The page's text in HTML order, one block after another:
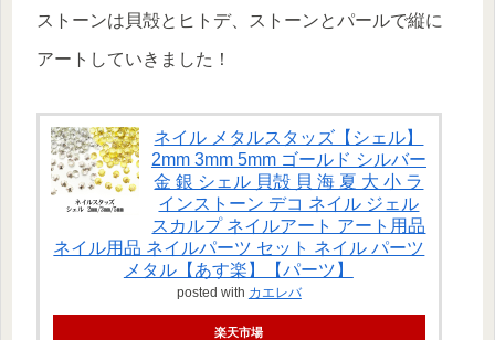
ストーンは貝殻とヒトデ、ストーンとパールで縦に
アートしていきました！
ネイル メタルスタッズ【シェル】
2mm 3mm 5mm ゴールド シルバー
金 銀 シェル 貝殻 貝 海 夏 大 小 ラ
インストーン デコ ネイル ジェル
スカルプ ネイルアート アート用品
ネイル用品 ネイルパーツ セット ネイル パーツ
メタル【あす楽】【パーツ】
posted with カエレバ
楽天市場